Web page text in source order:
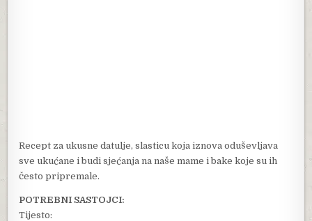
Recept za ukusne datulje, slasticu koja iznova oduševljava
sve ukućane i budi sjećanja na naše mame i bake koje su ih
često pripremale.
POTREBNI SASTOJCI:
Tijesto: